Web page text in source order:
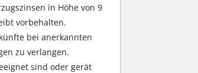
in Höhe von 9
vorbehalten.
bei anerkannten
zu verlangen.
sind oder gerät